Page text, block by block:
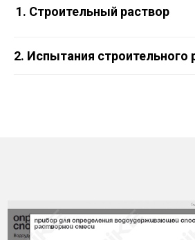
Строительный раствор
2. Испытания строительного